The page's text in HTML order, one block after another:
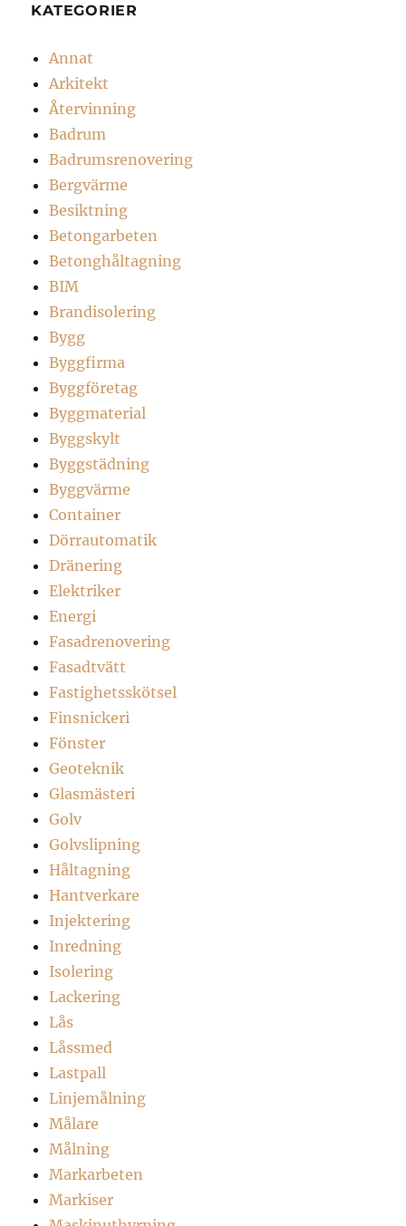
KATEGORIER
Annat
Arkitekt
Återvinning
Badrum
Badrumsrenovering
Bergvärme
Besiktning
Betongarbeten
Betonghåltagning
BIM
Brandisolering
Bygg
Byggfirma
Byggföretag
Byggmaterial
Byggskylt
Byggstädning
Byggvärme
Container
Dörrautomatik
Dränering
Elektriker
Energi
Fasadrenovering
Fasadtvätt
Fastighetsskötsel
Finsnickeri
Fönster
Geoteknik
Glasmästeri
Golv
Golvslipning
Håltagning
Hantverkare
Injektering
Inredning
Isolering
Lackering
Lås
Låssmed
Lastpall
Linjemålning
Målare
Målning
Markarbeten
Markiser